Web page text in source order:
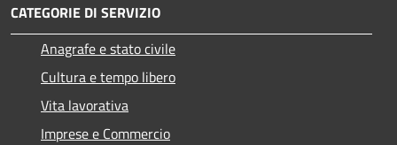
CATEGORIE DI SERVIZIO
Anagrafe e stato civile
Cultura e tempo libero
Vita lavorativa
Imprese e Commercio